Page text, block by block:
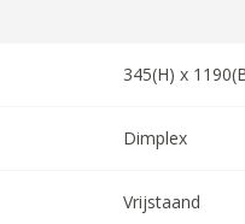
345(H) x 1190
Dimplex
Vrijstaand